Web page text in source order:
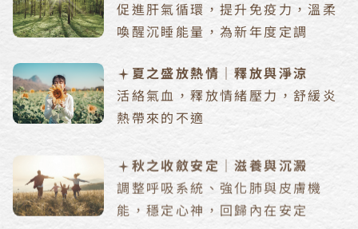
促進肝氣循環，提升免疫力，溫柔
喚醒沉睡能量，為新年度定調
夏之盛放熱情｜釋放與淨涼
活絡氣血，釋放情緒壓力，舒緩炎
熱帶來的不適
秋之收斂安定｜滋養與沉澱
調整呼吸系統、強化肺與皮膚機
能，穩定心神，回歸內在安定